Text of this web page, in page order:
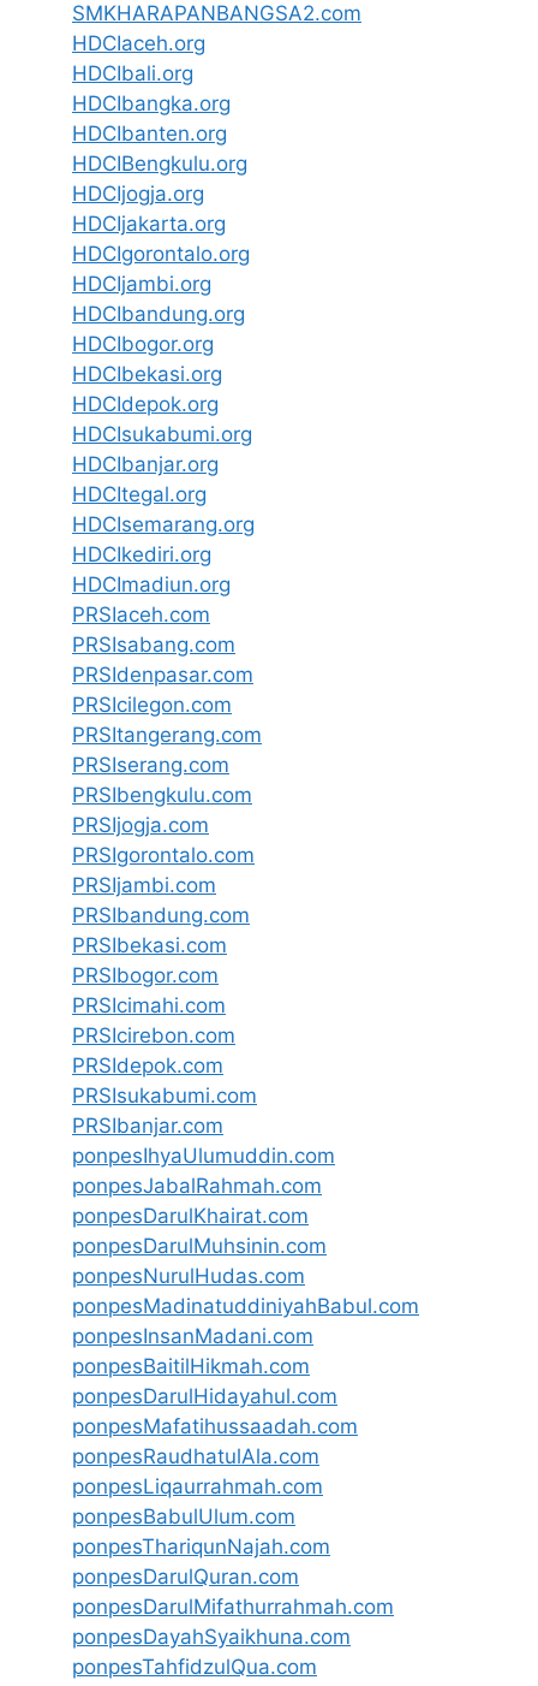
SMKHARAPANBANGSA2.com
HDCIaceh.org
HDCIbali.org
HDCIbangka.org
HDCIbanten.org
HDCIBengkulu.org
HDCIjogja.org
HDCIjakarta.org
HDCIgorontalo.org
HDCIjambi.org
HDCIbandung.org
HDCIbogor.org
HDCIbekasi.org
HDCIdepok.org
HDCIsukabumi.org
HDCIbanjar.org
HDCItegal.org
HDCIsemarang.org
HDCIkediri.org
HDCImadiun.org
PRSIaceh.com
PRSIsabang.com
PRSIdenpasar.com
PRSIcilegon.com
PRSItangerang.com
PRSIserang.com
PRSIbengkulu.com
PRSIjogja.com
PRSIgorontalo.com
PRSIjambi.com
PRSIbandung.com
PRSIbekasi.com
PRSIbogor.com
PRSIcimahi.com
PRSIcirebon.com
PRSIdepok.com
PRSIsukabumi.com
PRSIbanjar.com
ponpesIhyaUlumuddin.com
ponpesJabalRahmah.com
ponpesDarulKhairat.com
ponpesDarulMuhsinin.com
ponpesNurulHudas.com
ponpesMadinatuddiniyahBabul.com
ponpesInsanMadani.com
ponpesBaitilHikmah.com
ponpesDarulHidayahul.com
ponpesMafatihussaadah.com
ponpesRaudhatulAla.com
ponpesLiqaurrahmah.com
ponpesBabulUlum.com
ponpesThariqunNajah.com
ponpesDarulQuran.com
ponpesDarulMifathurrahmah.com
ponpesDayahSyaikhuna.com
ponpesTahfidzulQua.com